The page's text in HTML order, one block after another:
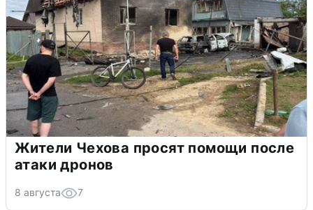
Жители Чехова просят помощи после
атаки дронов
8 августа 7